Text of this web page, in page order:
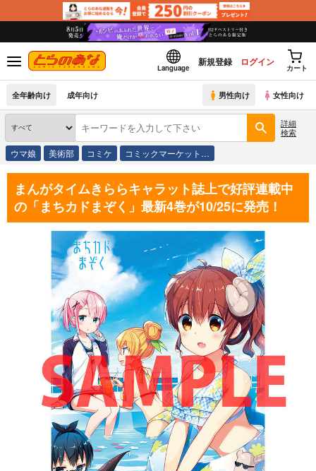
Language
新規登録 ログイン
カート
全年齢向け 成年向け 男性向け 女性向け
詳細
検索
ウマ娘 美術部 コミケ コミックマーケット…
まんがタイムきららキャラット誌上で好評連載中
の「まちカドまぞく」最新4巻が10/25に発売！